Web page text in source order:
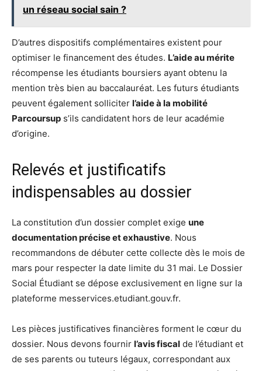
un réseau social sain ?
D’autres dispositifs complémentaires existent pour
optimiser le financement des études. L’aide au mérite
récompense les étudiants boursiers ayant obtenu la
mention très bien au baccalauréat. Les futurs étudiants
peuvent également solliciter l’aide à la mobilité
Parcoursup s’ils candidatent hors de leur académie
d’origine.
Relevés et justificatifs
indispensables au dossier
La constitution d’un dossier complet exige une
documentation précise et exhaustive. Nous
recommandons de débuter cette collecte dès le mois de
mars pour respecter la date limite du 31 mai. Le Dossier
Social Étudiant se dépose exclusivement en ligne sur la
plateforme messervices.etudiant.gouv.fr.
Les pièces justificatives financières forment le cœur du
dossier. Nous devons fournir l’avis fiscal de l’étudiant et
de ses parents ou tuteurs légaux, correspondant aux